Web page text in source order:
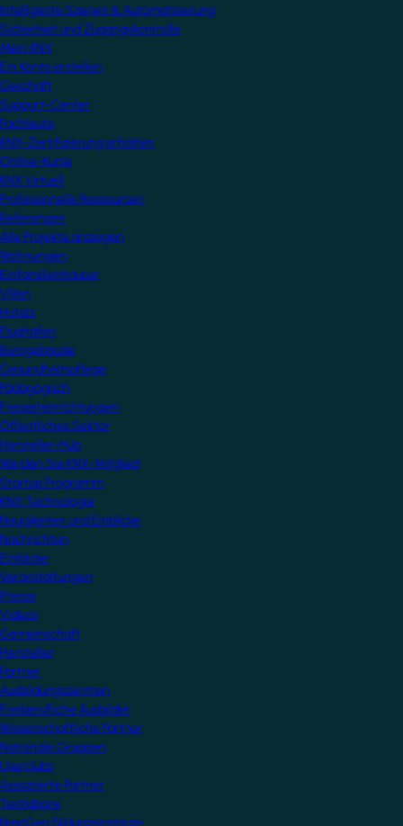
Intelligente Szenen & Automatisierung
Sicherheit und Zugangskontrolle
Mein KNX
Ein Konto erstellen
Geschäft
Support-Center
Fachleute
KNX-Zertifizierung erhalten
Online-Kurse
KNX Virtuell
Professionelle Ressourcen
Referenzen
Alle Projekte anzeigen
Wohnungen
Einfamilienhäuser
Villen
Hotels
Flughäfen
Bürogebäude
Gesundheitspflege
Pädagogisch
Freizeiteinrichtungen
Öffentliches Sektor
Hersteller-Hub
Werden Sie KNX-Mitglied
Startup Programm
KNX Technologie
Neuigkeiten und Einblicke
Nachrichten
Einblicke
Veranstaltungen
Presse
Videos
Gemeinschaft
Hersteller
Partner
Ausbildungszentren
Freiberufliche Ausbilder
Wissenschaftliche Partner
Nationale Gruppen
Userclubs
Assoziierte Partner
Testlabore
NextGen Bildungsinstitute